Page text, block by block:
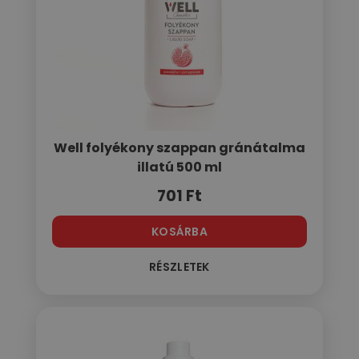
Well folyékony szappan gránátalma
illatú 500 ml
701 Ft
KOSÁRBA
RÉSZLETEK